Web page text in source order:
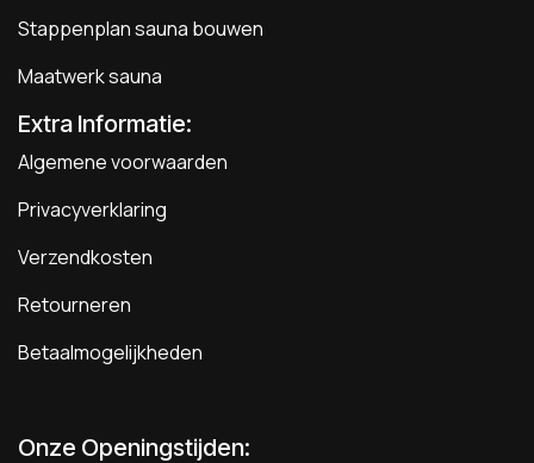
Stappenplan sauna bouwen
Maatwerk sauna
Extra Informatie:
Algemene voorwaarden
Privacyverklaring
Verzendkosten
Retourneren
Betaalmogelijkheden
Onze Openingstijden: